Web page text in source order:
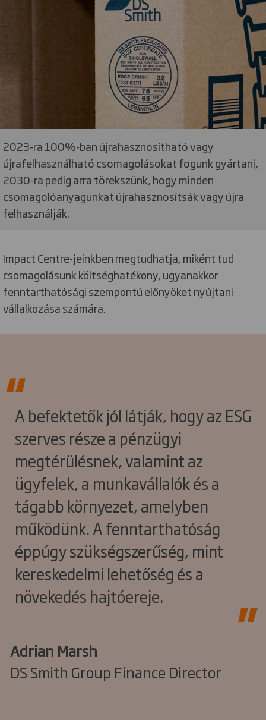
2023-ra 100%-ban újrahasznosítható vagy
újrafelhasználható csomagolásokat fogunk gyártani,
2030-ra pedig arra törekszünk, hogy minden
csomagolóanyagunkat újrahasznosítsák vagy újra
felhasználják.
Impact Centre-jeinkben megtudhatja, miként tud
csomagolásunk költséghatékony, ugyanakkor
fenntarthatósági szempontú előnyöket nyújtani
vállalkozása számára.
A befektetők jól látják, hogy az ESG
szerves része a pénzügyi
megtérülésnek, valamint az
ügyfelek, a munkavállalók és a
tágabb környezet, amelyben
működünk. A fenntarthatóság
éppúgy szükségszerűség, mint
kereskedelmi lehetőség és a
növekedés hajtóereje.
Adrian Marsh
DS Smith Group Finance Director